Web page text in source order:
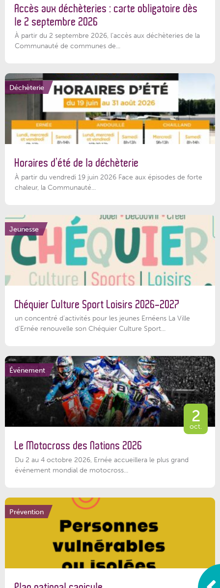
Accès aux déchèteries : carte obligatoire dès
le 2 septembre 2026
À partir du 2 septembre 2026, l’accès aux déchèteries de la
Communauté de communes de...
Déchèterie
Horaires d’été de la déchèterie
À partir du vendredi 19 juin 2026 Face aux épisodes de forte
chaleur, la Communauté...
Jeunesse
Chéquier Culture Sport Loisirs 2026-2027
un concentré d’activités pour les jeunes Ernéens La Ville
d’Ernée renouvelle son Chéquier Culture Sport...
Événement
2
oct.
Le Motocross des Nations 2026
Du 2 au 4 octobre 2026, Ernée accueillera le plus grand
événement mondial de motocross...
Prévention